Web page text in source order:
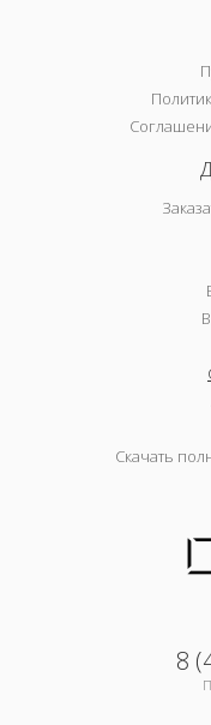
Скачать
8